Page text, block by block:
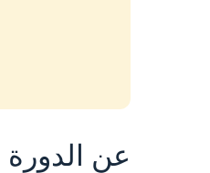
عن الدورة